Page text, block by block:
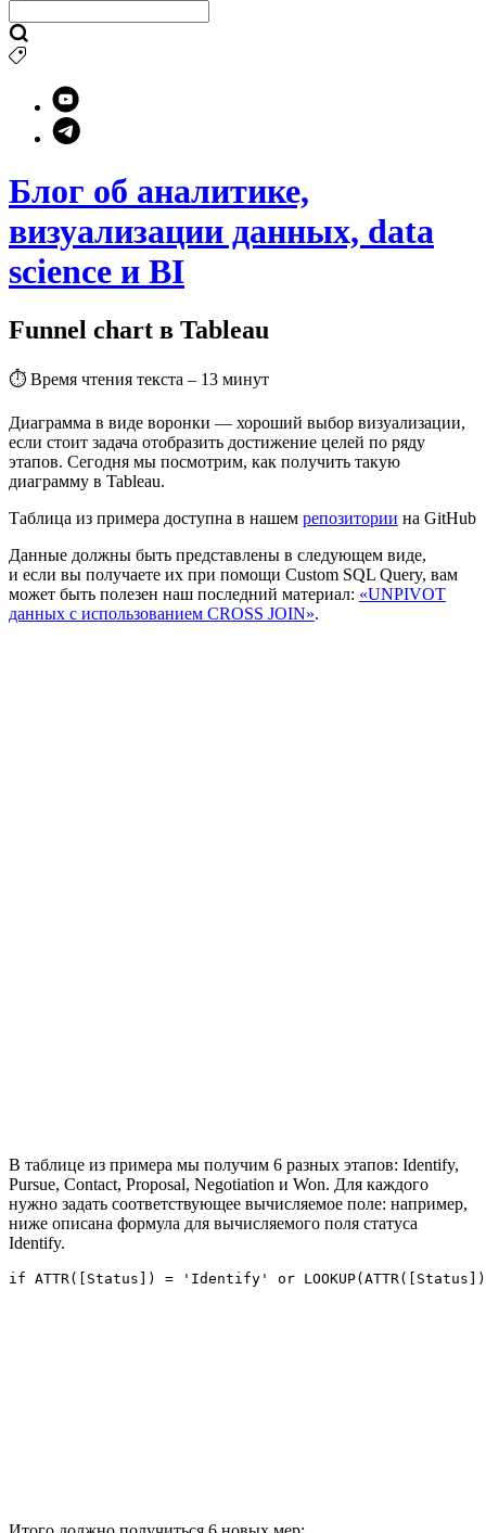
Блог об аналитике,
визуализации данных, data
science и BI
Funnel chart в Tableau
⏱ Время чтения текста – 13 минут
Диаграмма в виде воронки — хороший выбор визуализации,
если стоит задача отобразить достижение целей по ряду
этапов. Сегодня мы посмотрим, как получить такую
диаграмму в Tableau.
Таблица из примера доступна в нашем репозитории на GitHub
Данные должны быть представлены в следующем виде,
и если вы получаете их при помощи Custom SQL Query, вам
может быть полезен наш последний материал: «UNPIVOT
данных с использованием CROSS JOIN».
В таблице из примера мы получим 6 разных этапов: Identify,
Pursue, Contact, Proposal, Negotiation и Won. Для каждого
нужно задать соответствующее вычисляемое поле: например,
ниже описана формула для вычисляемого поля статуса
Identify.
if ATTR([Status]) = 'Identify' or